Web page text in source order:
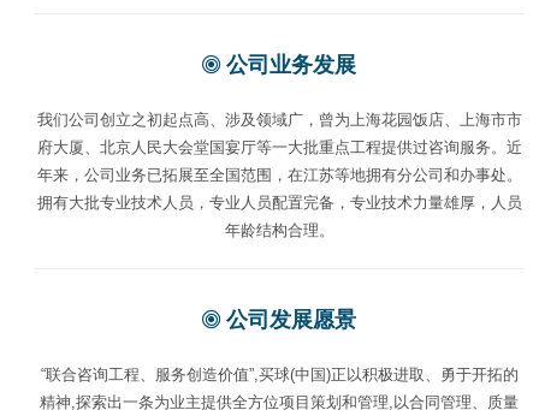
公司业务发展
我们公司创立之初起点高、涉及领域广，曾为上海花园饭店、上海市市
府大厦、北京人民大会堂国宴厅等一大批重点工程提供过咨询服务。近
年来，公司业务已拓展至全国范围，在江苏等地拥有分公司和办事处。
拥有大批专业技术人员，专业人员配置完备，专业技术力量雄厚，人员
年龄结构合理。
公司发展愿景
“联合咨询工程、服务创造价值”,买球(中国)正以积极进取、勇于开拓的
精神,探索出一条为业主提供全方位项目策划和管理,以合同管理、质量